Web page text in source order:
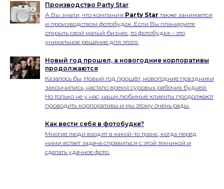
Производство Party Star
А Вы знали, что компания Party Star также занимается
и производством фотобудок . Если Вы планируете
открыть свой малый бизнес, то фотобудка – это
уникальное решение для этого.
Новый год прошел, а новогодние корпоративы
продолжаются
Казалось бы, Новый год прошёл, новогодние праздники
закончились, настало время суровых рабочих будней.
Но только не у нас, наши любимые клиенты продолжают
проводить корпоративы и мы этому очень рады.
Как вести себя в фотобудке?
Многие люди входят в какой-то транс, когда перед
ними встает задача справиться с этой техникой и
сделать удачное фото.